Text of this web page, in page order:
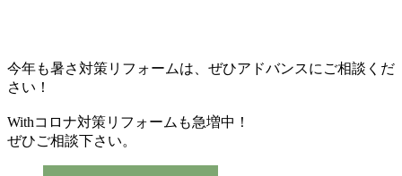
今年も暑さ対策リフォームは、ぜひアドバンスにご相談くだ
さい！
Withコロナ対策リフォームも急増中！
ぜひご相談下さい。